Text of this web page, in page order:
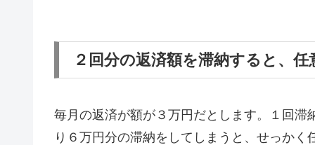
２回分の返済額を滞納すると、
毎月の返済が額が３万円だとします。１回滞
り６万円分の滞納をしてしまうと、せっかく